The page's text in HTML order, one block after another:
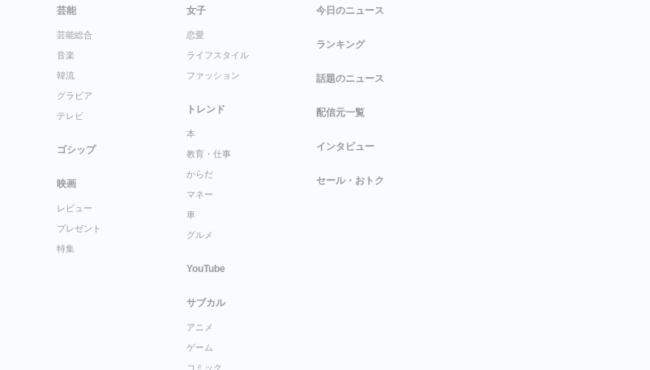
芸能
芸能総合
音楽
韓流
グラビア
テレビ
ゴシップ
映画
レビュー
プレゼント
特集
女子
恋愛
ライフスタイル
ファッション
トレンド
本
教育・仕事
からだ
マネー
車
グルメ
YouTube
サブカル
アニメ
ゲーム
コミック
今日のニュース
ランキング
話題のニュース
配信元一覧
インタビュー
セール・おトク